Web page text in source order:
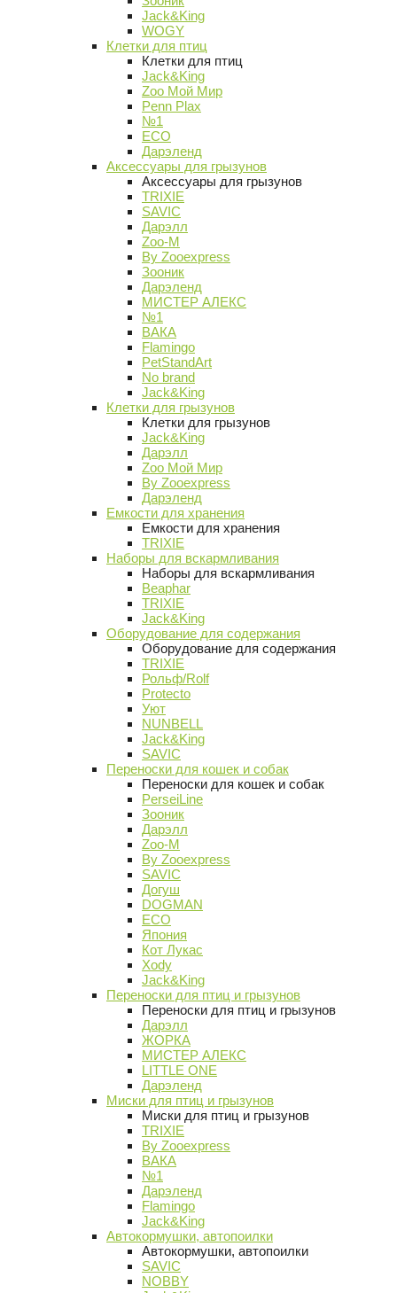
Jack&King
WOGY
Клетки для птиц
Клетки для птиц
Jack&King
Zoo Мой Мир
Penn Plax
№1
ECO
Дарэленд
Аксессуары для грызунов
Аксессуары для грызунов
TRIXIE
SAVIC
Дарэлл
Zoo-M
By Zooexpress
Зооник
Дарэленд
МИСТЕР АЛЕКС
№1
ВАКА
Flamingo
PetStandArt
No brand
Jack&King
Клетки для грызунов
Клетки для грызунов
Jack&King
Дарэлл
Zoo Мой Мир
By Zooexpress
Дарэленд
Емкости для хранения
Емкости для хранения
TRIXIE
Наборы для вскармливания
Наборы для вскармливания
Beaphar
TRIXIE
Jack&King
Оборудование для содержания
Оборудование для содержания
TRIXIE
Рольф/Rolf
Protecto
Уют
NUNBELL
Jack&King
SAVIC
Переноски для кошек и собак
Переноски для кошек и собак
PerseiLine
Зооник
Дарэлл
Zoo-M
By Zooexpress
SAVIC
Догуш
DOGMAN
ECO
Япония
Кот Лукас
Xody
Jack&King
Переноски для птиц и грызунов
Переноски для птиц и грызунов
Дарэлл
ЖОРКА
МИСТЕР АЛЕКС
LITTLE ONE
Дарэленд
Миски для птиц и грызунов
Миски для птиц и грызунов
TRIXIE
By Zooexpress
ВАКА
№1
Дарэленд
Flamingo
Jack&King
Автокормушки, автопоилки
Автокормушки, автопоилки
SAVIC
NOBBY